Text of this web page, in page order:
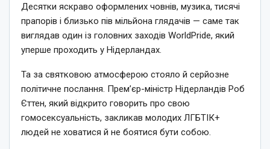
Десятки яскраво оформлених човнів, музика, тисячі
прапорів і близько пів мільйона глядачів — саме так
виглядав один із головних заходів WorldPride, який
уперше проходить у Нідерландах.
Та за святковою атмосферою стояло й серйозне
політичне послання. Прем’єр-міністр Нідерландів Роб
Єттен, який відкрито говорить про свою
гомосексуальність, закликав молодих ЛГБТІК+
людей не ховатися й не боятися бути собою.